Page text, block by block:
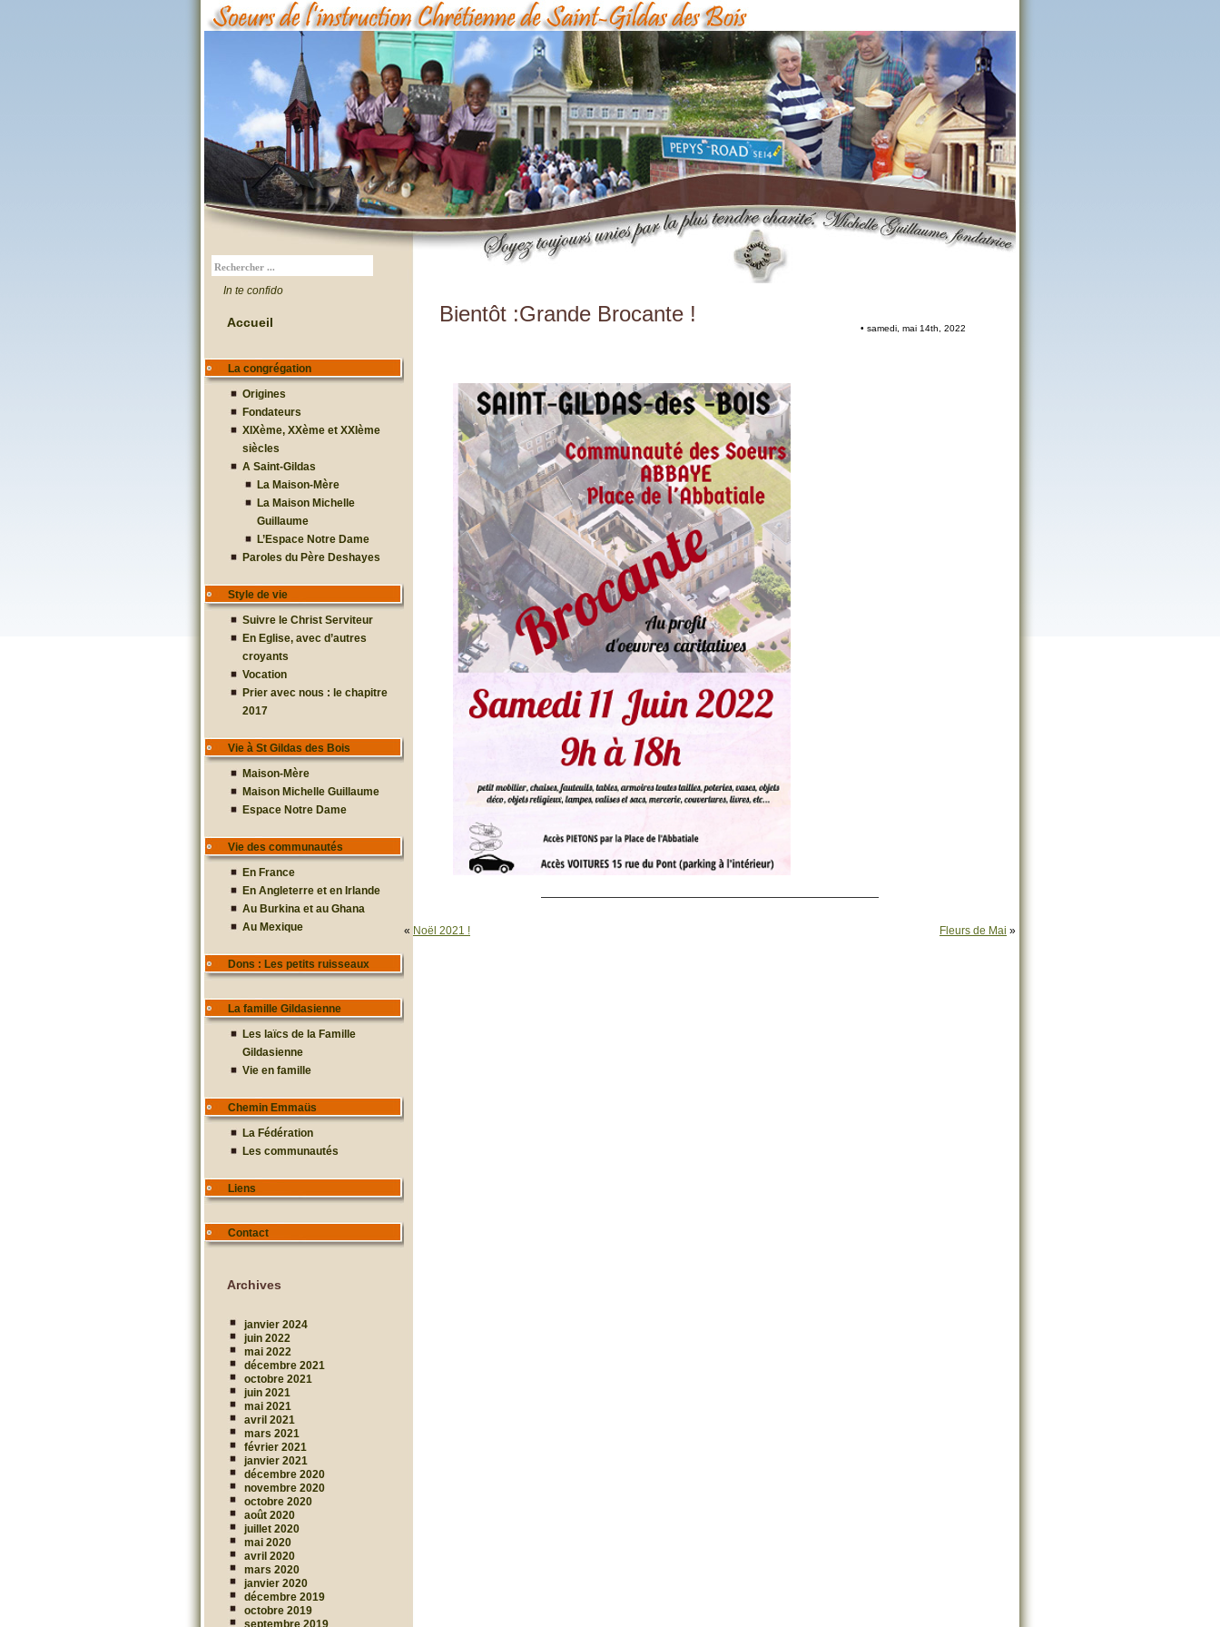
In te confido
Accueil
La congrégation
Origines
Fondateurs
XIXème, XXème et XXIème
siècles
A Saint-Gildas
La Maison-Mère
La Maison Michelle
Guillaume
L’Espace Notre Dame
Paroles du Père Deshayes
Style de vie
Suivre le Christ Serviteur
En Eglise, avec d’autres
croyants
Vocation
Prier avec nous : le chapitre
2017
Vie à St Gildas des Bois
Maison-Mère
Maison Michelle Guillaume
Espace Notre Dame
Vie des communautés
En France
En Angleterre et en Irlande
Au Burkina et au Ghana
Au Mexique
Dons : Les petits ruisseaux
La famille Gildasienne
Les laïcs de la Famille
Gildasienne
Vie en famille
Chemin Emmaüs
La Fédération
Les communautés
Liens
Contact
Archives
janvier 2024
juin 2022
mai 2022
décembre 2021
octobre 2021
juin 2021
mai 2021
avril 2021
mars 2021
février 2021
janvier 2021
décembre 2020
novembre 2020
octobre 2020
août 2020
juillet 2020
mai 2020
avril 2020
mars 2020
janvier 2020
décembre 2019
octobre 2019
Bientôt :Grande Brocante !
• samedi, mai 14th, 2022
———————————————————————————————
« Noël 2021 ! Fleurs de Mai »